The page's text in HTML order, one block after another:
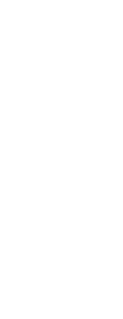
di preavviso,